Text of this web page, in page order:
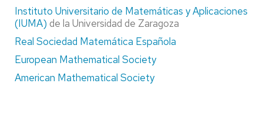
Instituto Universitario de Matemáticas y Aplicaciones
(IUMA) de la Universidad de Zaragoza
Real Sociedad Matemática Española
European Mathematical Society
American Mathematical Society